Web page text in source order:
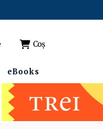
Coș
eBooks